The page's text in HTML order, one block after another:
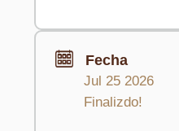
Fecha
Jul 25 2026
Finalizdo!